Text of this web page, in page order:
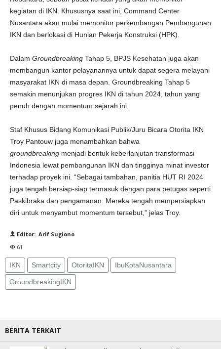
kegiatan di IKN. Khususnya saat ini, Command Center
Nusantara akan mulai memonitor perkembangan Pembangunan
IKN dan berlokasi di Hunian Pekerja Konstruksi (HPK).
Dalam Groundbreaking Tahap 5, BPJS Kesehatan juga akan
membangun kantor pelayanannya untuk dapat segera melayani
masyarakat IKN di masa depan. Groundbreaking Tahap 5
semakin menunjukan progres IKN di tahun 2024, tahun yang
penuh dengan momentum sejarah ini.
Staf Khusus Bidang Komunikasi Publik/Juru Bicara Otorita IKN
Troy Pantouw juga menambahkan bahwa
groundbreaking menjadi bentuk keberlanjutan transformasi
Indonesia lewat pembangunan IKN dan tingginya minat investor
terhadap proyek ini. “Sebagai tambahan, panitia HUT RI 2024
juga tengah bersiap-siap termasuk dengan para petugas seperti
Paskibraka dan pengamanan. Mereka tengah mempersiapkan
diri untuk menyambut momentum tersebut,” jelas Troy.
Editor: Arif Sugiono
61
IKN Smartcity OtoritaIKN IbuKotaNusantara
GroundbreakingIKN
BERITA TERKAIT